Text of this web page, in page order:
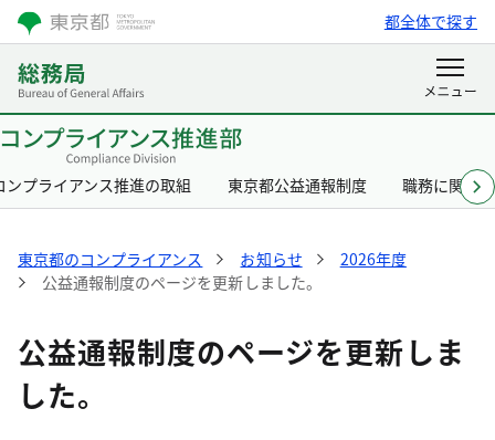
都全体で探す
ンプライアンス推進の取組 東京都公益通報制度 職務に関す
東京都のコンプライアンス お知らせ
2026年度
公益通報制度のページを更新しました。
公益通報制度のページを更新しま
した。